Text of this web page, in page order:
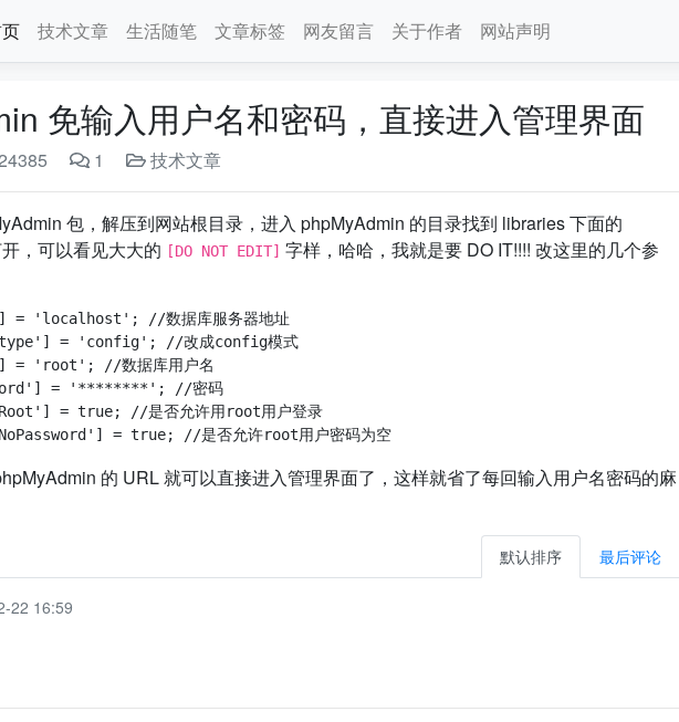
技术文章 生活随笔 文章标签 网友留言 关于作者 网站声明
免输入用户名和密码，直接进入管理界面
1 技术文章
包，解压到网站根目录，进入 phpMyAdmin 的目录找到 libraries 下面的
，可以看见大大的 [DO NOT EDIT] 字样，哈哈，我就是要 DO IT!!!! 改这里的几个参
'localhost'; //数据库服务器地址
= 'config'; //改成config模式
'root'; //数据库用户名
= '********'; //密码
= true; //是否允许用root用户登录
的 URL 就可以直接进入管理界面了，这样就省了每回输入用户名密码的麻
默认排序 最后评论
22 16:59